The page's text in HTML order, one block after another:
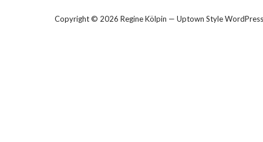
Copyright © 2026 Regine Kölpin — Uptown Style